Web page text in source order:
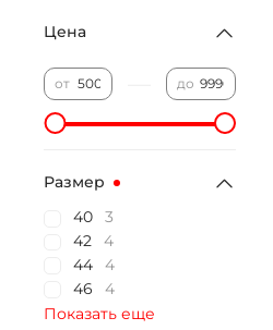
Цена
от до
Размер
40
3
42
4
44
4
46
4
Показать еще